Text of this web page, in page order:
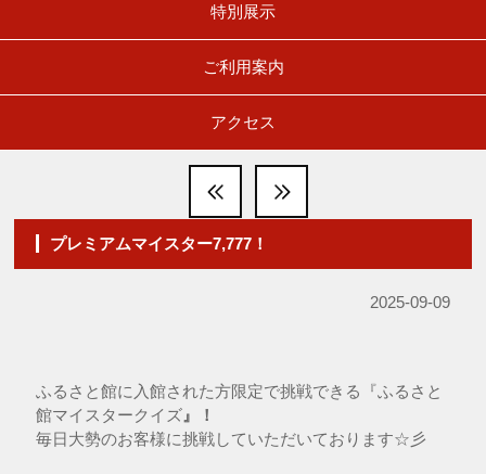
特別展示
ご利用案内
アクセス
プレミアムマイスター7,777！
2025-09-09
ふるさと館に入館された方限定で挑戦できる『ふるさと
館マイスタークイズ 』！
毎日大勢のお客様に挑戦していただいております☆彡